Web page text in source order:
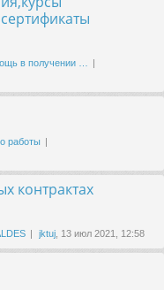
в получении …
работы
контрактах
jktuj , 13 июл 2021, 12:58